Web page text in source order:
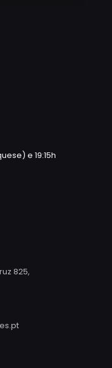
e 19:15h
825,